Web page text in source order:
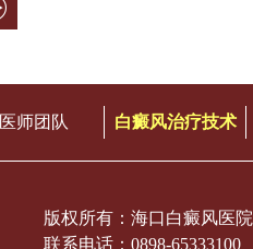
医师团队 白癜风治疗技术
版权所有：海口白癜风医院
联系电话：0898-65333100